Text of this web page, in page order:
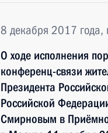
8 декабря 2017 года,
О ходе исполнения
конференц-связи
Президента
Российской
Смирновым в